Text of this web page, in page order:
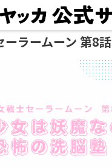
ーラームーン 第8話